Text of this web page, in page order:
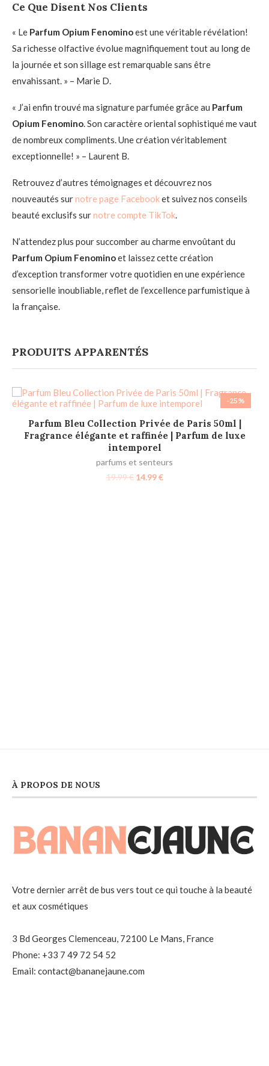
Ce Que Disent Nos Clients
« Le Parfum Opium Fenominoest une véritable révélation!
Sa richesse olfactive évolue magnifiquement tout au long de
la journée et son sillage est remarquable sans être
envahissant. » – Marie D.
« J’ai enfin trouvé ma signature parfumée grâce au Parfum
Opium Fenomino. Son caractère oriental sophistiqué me vaut
de nombreux compliments. Une création véritablement
exceptionnelle! » – Laurent B.
Retrouvez d’autres témoignages et découvrez nos
nouveautés surnotre page Facebooket suivez nos conseils
beauté exclusifs surnotre compte TikTok.
N’attendez plus pour succomber au charme envoûtant du
Parfum Opium Fenominoet laissez cette création
d’exception transformer votre quotidien en une expérience
sensorielle inoubliable, reflet de l’excellence parfumistique à
la française.
PRODUITS APPARENTÉS
-25%
AJOUTER AU PANIER
Parfum Bleu Collection Privée de Paris 50ml |
Fragrance élégante et raffinée | Parfum de luxe
intemporel
parfums et senteurs
19.99€ 14.99€
À PROPOS DE NOUS
Votre dernier arrêt de bus vers tout ce qui touche à la beauté
et aux cosmétiques
3 Bd Georges Clemenceau, 72100 Le Mans, France
Phone: +33 7 49 72 54 52
Email: contact@bananejaune.com